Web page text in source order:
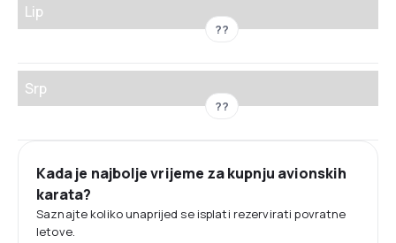
Lip
??
Srp
??
Kada je najbolje vrijeme za kupnju avionskih
karata?
Saznajte koliko unaprijed se isplati rezervirati povratne
letove.